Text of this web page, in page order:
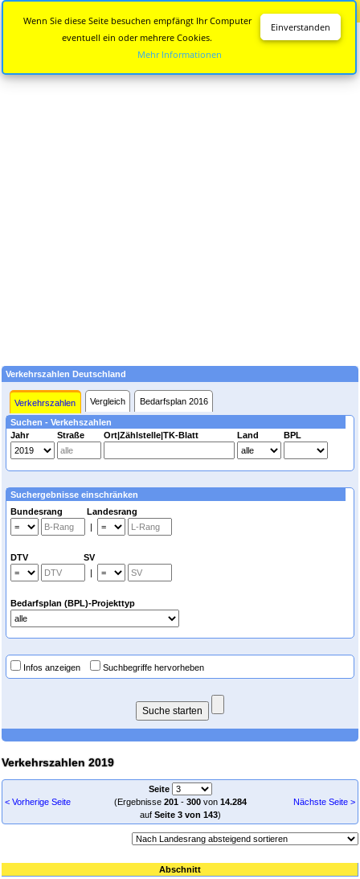
Verkehrszahlen Deutschland
Verkehrszahlen Vergleich Bedarfsplan 2016
Suchen - Verkehszahlen
Jahr
Straße Ort|Zählstelle|TK-Blatt Land BPL
Suchergebnisse einschränken
Bundesrang Landesrang
|
DTV SV
|
Bedarfsplan (BPL)-Projekttyp
Infos anzeigen Suchbegriffe hervorheben
Verkehrszahlen 2019
< Vorherige Seite
Seite
(Ergebnisse 201- 300von 14.284
auf Seite 3 von 143)
Nächste Seite >
Abschnitt
Einverstanden
Wenn Sie diese Seite besuchen empfängt Ihr Computer
eventuell ein oder mehrere Cookies.
Mehr Informationen